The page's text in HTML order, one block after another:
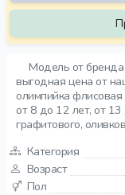
Модель от
выгодная цена от
олимпийка
от 8 до 12 лет, от 13
графитового,
Категория
Возраст
Пол